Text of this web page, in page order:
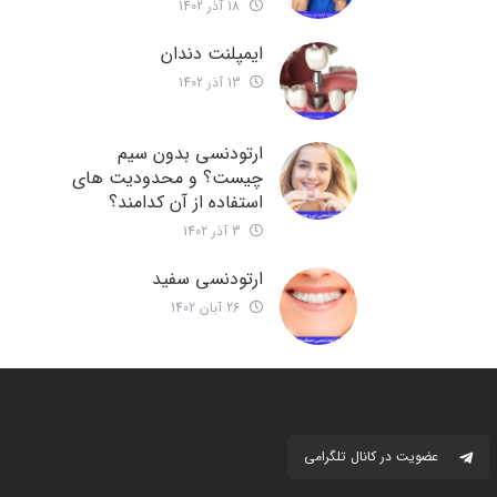
ایمپلنت دندان
ارتودنسی بدون سیم
چیست؟ و محدودیت های
استفاده از آن کدامند؟
ارتودنسی سفید
عضویت در کانال تلگرامی